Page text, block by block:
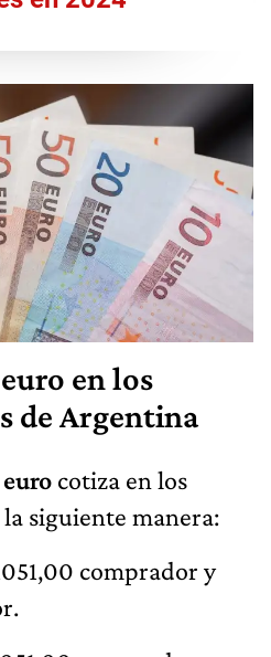
en los
de Argentina
euro cotiza en los
siguiente manera:
comprador y